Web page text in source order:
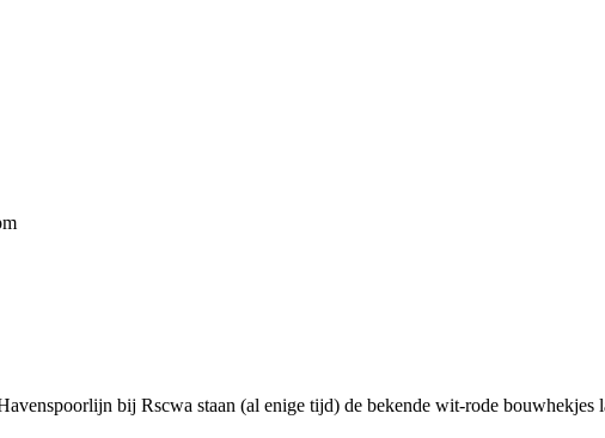
bij Rscwa staan (al enige tijd) de bekende wit-rode